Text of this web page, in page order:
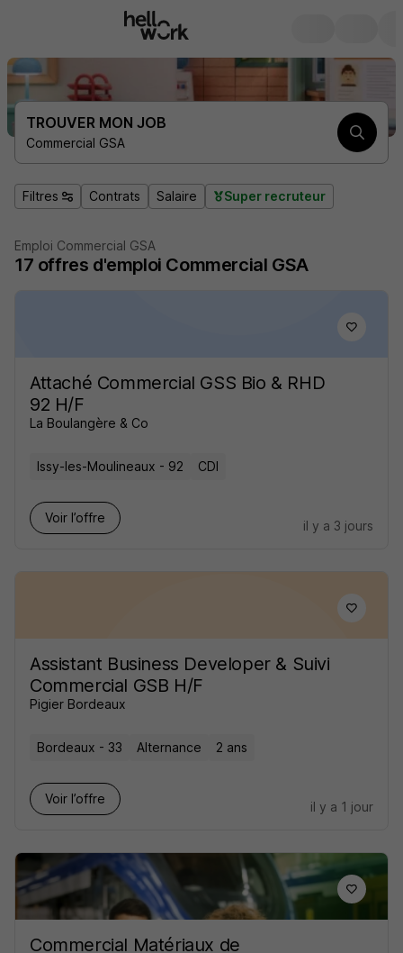
TROUVER MON JOB
Commercial GSA
Filtres Contrats Salaire Super recruteur
Emploi Commercial GSA
17 offres d'emploi Commercial GSA
Attaché Commercial GSS Bio & RHD
92 H/F
La Boulangère & Co
Issy-les-Moulineaux - 92 CDI
Voir l’offre
il y a 3 jours
Assistant Business Developer & Suivi
Commercial GSB H/F
Pigier Bordeaux
Bordeaux - 33 Alternance 2 ans
Voir l’offre
il y a 1 jour
Commercial Matériaux de